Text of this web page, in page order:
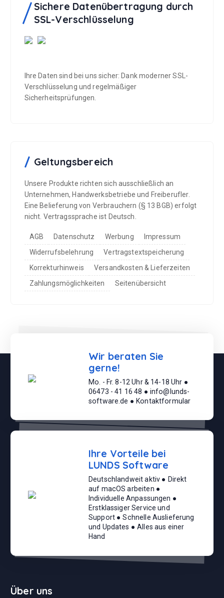
Sichere Datenübertragung durch
SSL-Verschlüsselung
Ihre Daten sind bei uns sicher: Dank moderner SSL-
Verschlüsselung und regelmäßiger
Sicherheitsprüfungen.
Geltungsbereich
Unsere Produkte richten sich ausschließlich an
Unternehmen, Handwerksbetriebe und Freiberufler.
Eine Belieferung von Verbrauchern (§ 13 BGB) erfolgt
nicht. Vertragssprache ist Deutsch.
AGB Datenschutz Werbung
Impressum
Widerrufsbelehrung
Vertragstextspeicherung
Korrekturhinweis
Versandkosten & Lieferzeiten
Zahlungsmöglichkeiten
Seitenübersicht
Wir beraten Sie
gerne!
Mo. - Fr. 8-12 Uhr & 14-18 Uhr ●
06473 - 41 16 48 ● info@lunds-
software.de ● Kontaktformular
Ihre Vorteile bei
LUNDS Software
Deutschlandweit aktiv ● Direkt
auf macOS arbeiten ●
Individuelle Anpassungen ●
Erstklassiger Service und
Support ● Schnelle Auslieferung
und Updates ● Alles aus einer
Hand
Über uns